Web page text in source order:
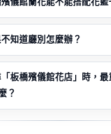
儀館蘭花能不能搭配花籃
知道廳別怎麼辦？
板橋殯儀館花店」時，
？